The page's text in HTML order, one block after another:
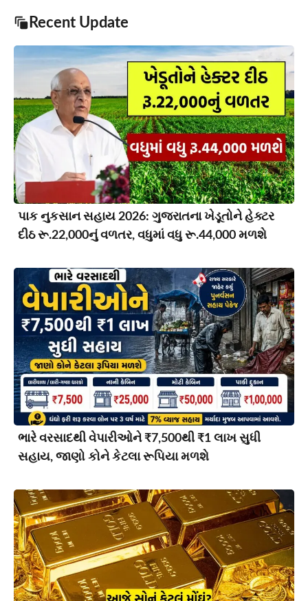
Recent Update
પાક નુકસાન સહાય 2026: ગુજરાતના ખેડૂતોને હેક્ટર
દીઠ રૂ.22,000નું વળતર, વધુમાં વધુ રૂ.44,000 મળશે
ભારે વરસાદથી વેપારીઓને ₹7,500થી ₹1 લાખ સુધી
સહાય, જાણો કોને કેટલા રૂપિયા મળશે